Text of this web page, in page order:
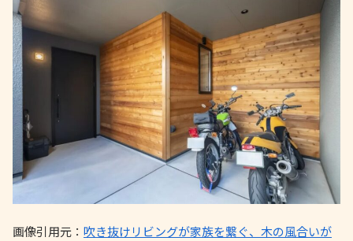
画像引用元： 吹き抜けリビングが家族を繋ぐ、木の風合いが